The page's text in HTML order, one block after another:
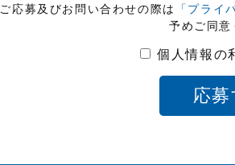
ご応募及びお問い合わせの際は 「プライ
予めご同意
個人情報の
応募